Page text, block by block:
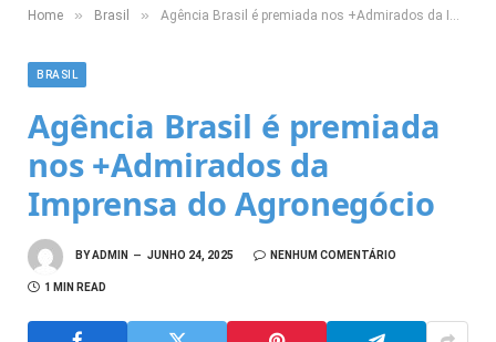
Home » Brasil » Agência Brasil é premiada nos +Admirados da Imprensa do Agronegócio
BRASIL
Agência Brasil é premiada
nos +Admirados da
Imprensa do Agronegócio
BYADMIN JUNHO 24, 2025 NENHUM COMENTÁRIO
1 MIN READ